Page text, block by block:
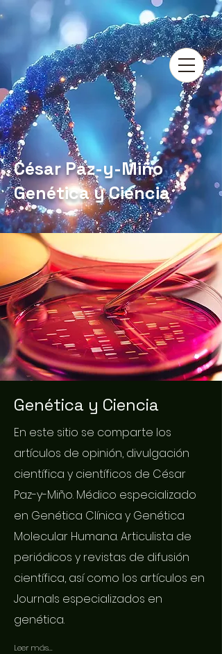
César Paz-y-Miño
Genética y Ciencia
Genética y Ciencia
En este sitio se comparte los
artículos de opinión, divulgación
científica y científicos de César
Paz-y-Miño. Médico especializado
en Genética Clínica y Genética
Molecular Humana. Articulista de
periódicos y revistas de difusión
científica, así como los artículos en
Journals especializados en
genética.
Leer más...